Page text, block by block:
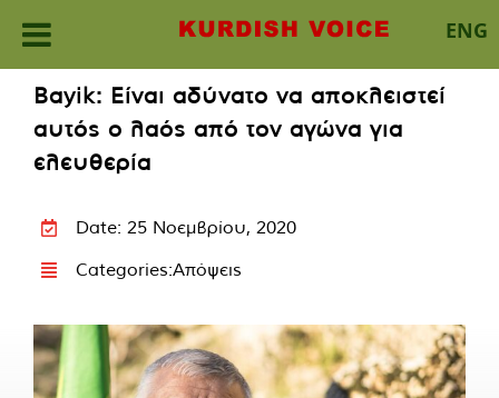
ENG
content
Bayik: Είναι αδύνατο να αποκλειστεί
αυτός ο λαός από τον αγώνα για
ελευθερία
Date: 25 Νοεμβρίου, 2020
Categories:Απόψεις